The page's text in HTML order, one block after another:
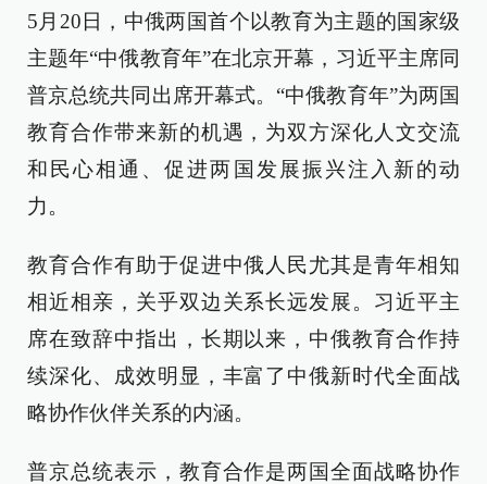
5月20日，中俄两国首个以教育为主题的国家级
主题年“中俄教育年”在北京开幕，习近平主席同
普京总统共同出席开幕式。“中俄教育年”为两国
教育合作带来新的机遇，为双方深化人文交流
和民心相通、促进两国发展振兴注入新的动
力。
教育合作有助于促进中俄人民尤其是青年相知
相近相亲，关乎双边关系长远发展。习近平主
席在致辞中指出，长期以来，中俄教育合作持
续深化、成效明显，丰富了中俄新时代全面战
略协作伙伴关系的内涵。
普京总统表示，教育合作是两国全面战略协作